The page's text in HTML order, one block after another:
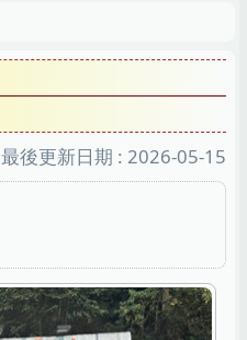
最後更新日期 : 2026-05-15